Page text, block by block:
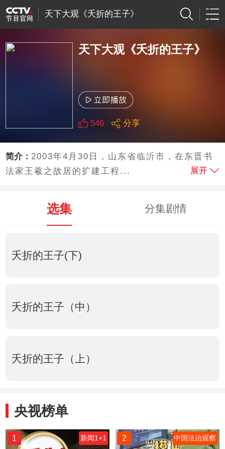
天下大观《夭折的王子》
天下大观《夭折的王子》
546 分享
简介： 2003年4月30日，山东省临沂市，在东晋书
法家王羲之故居的扩建工程...
展开
选集 分集剧情
夭折的王子(下)
夭折的王子（中）
夭折的王子（上）
央视榜单
1 新闻1+1 2 中国法治观察